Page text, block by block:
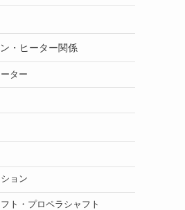
・ヒーター関係
ター
ョン
フト・プロペラシャフト